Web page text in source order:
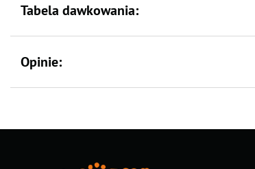
Tabela dawkowania:
Opinie: